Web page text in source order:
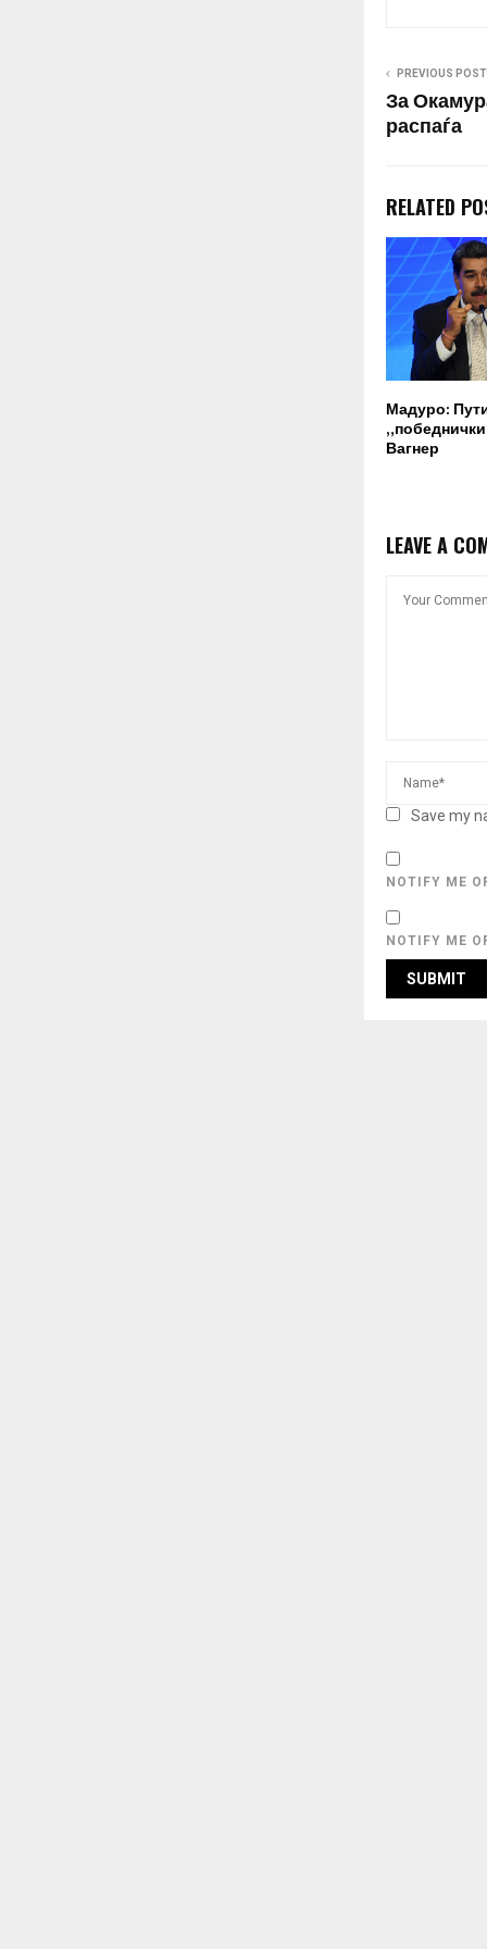
PREVIOUS POST
За
распаѓа
RELATED
Мадуро:
Вагнер
LEAVE A
Save my
NOTIFY ME
NOTIFY ME